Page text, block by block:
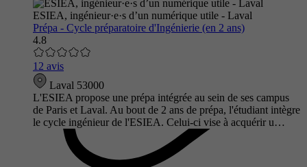
ESIEA, ingénieur·e·s d’un numérique utile - Laval
Prépa - Cycle préparatoire d'Ingénierie (en 2 ans)
4.8
12 avis
Laval 53000
L'ESIEA propose une prépa intégrée au sein de ses campus
de Paris et Laval. Au bout de 2 ans de prépa, l'étudiant intègre
le cycle ingénieur de l'ESIEA. Celui-ci vise à acquérir u…